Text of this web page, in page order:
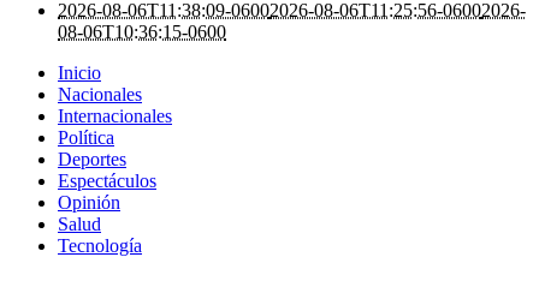
2026-08-06T11:38:09-06002026-08-06T11:25:56-06002026-
08-06T10:36:15-0600
Inicio
Nacionales
Internacionales
Política
Deportes
Espectáculos
Opinión
Salud
Tecnología